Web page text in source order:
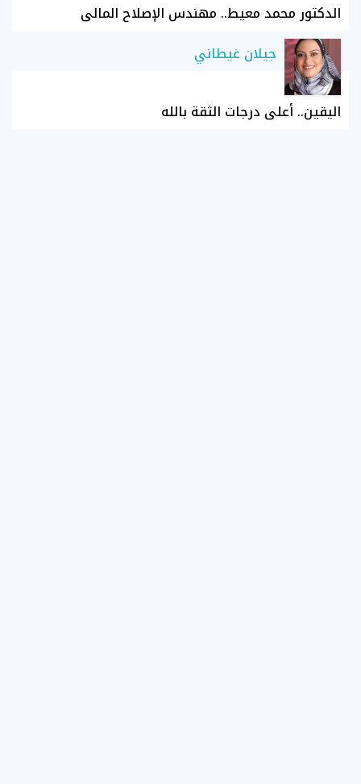
الدكتور محمد معيط.. مهندس الإصلاح المالي
جيلان غيطاني
اليقين.. أعلى درجات الثقة بالله